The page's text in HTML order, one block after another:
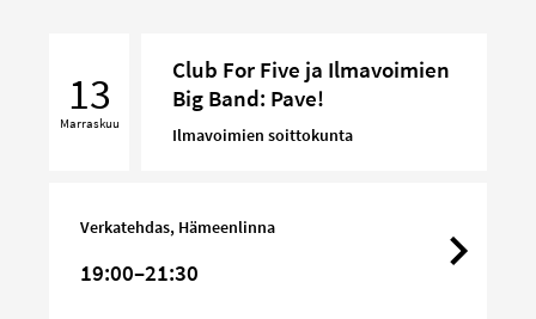
Five
ja
Band:
13
Marraskuu
Club For Five ja Ilmavoimien
Big Band: Pave!
Ilmavoimien soittokunta
Verkatehdas, Hämeenlinna
19:00–21:30